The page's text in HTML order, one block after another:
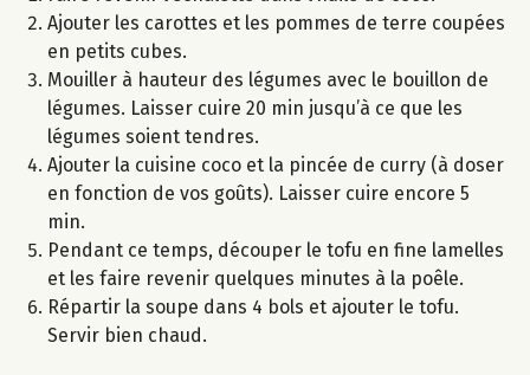
Ajouter les carottes et les pommes de terre coupées
en petits cubes.
Mouiller à hauteur des légumes avec le bouillon de
légumes. Laisser cuire 20 min jusqu’à ce que les
légumes soient tendres.
Ajouter la cuisine coco et la pincée de curry (à doser
en fonction de vos goûts). Laisser cuire encore 5
min.
Pendant ce temps, découper le tofu en fine lamelles
et les faire revenir quelques minutes à la poêle.
Répartir la soupe dans 4 bols et ajouter le tofu.
Servir bien chaud.